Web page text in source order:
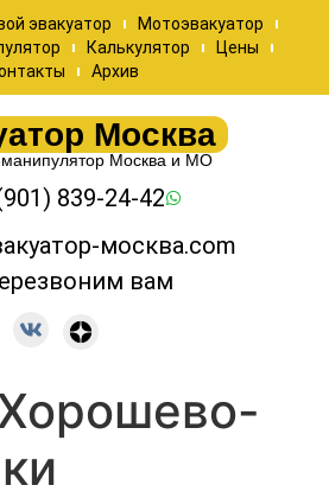
эвакуатор
Мотоэвакуатор
Калькулятор
Цены
Архив
Москва
манипулятор Москва и МО
839-24-42
москва.com
вам